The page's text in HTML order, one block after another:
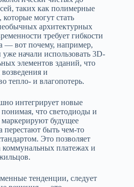
таких как полимерные
могут стать
архитектурных
требует гибкости
— вот почему, например,
начали использовать 3D-
элементов зданий, что
и
тепло- и влагопотерь.
интегрирует новые
что светодиоды и
будущее
перестают быть чем-то
Это позволяет
коммунальных платежах и
тенденции, следует